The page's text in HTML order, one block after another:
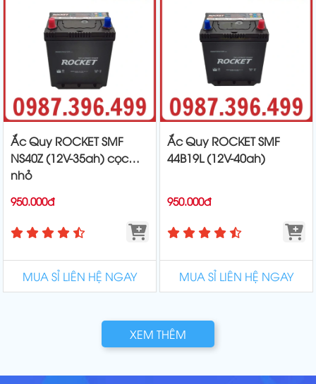
Ắc Quy ROCKET SMF
NS40Z (12V-35ah) cọc
nhỏ
950.000đ
MUA SỈ LIÊN HỆ NGAY
Ắc Quy ROCKET SMF
44B19L (12V-40ah)
950.000đ
MUA SỈ LIÊN HỆ NGAY
XEM THÊM